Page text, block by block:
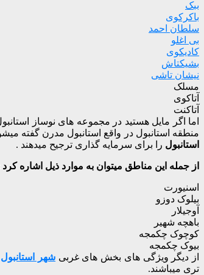
ببک
باکرکوی
سلطان احمد
بی اغلو
کادیکوی
بشیکتاش
نیشان تاشی
مسلک
آتاکوی
آتاکنت
اما اگر مایل هستید در مجموعه های نوساز
منطقه استانبول در واقع استانبول مدرن گفته
استانبول را برای سرمایه گذاری ترجیح میدهند .
از جمله این مناطق میتوان به موارد ذیل اشاره کرد
اسنیورت
بیلوک دوزو
آوجیلار
باهچه شهیر
کوچوک چکمجه
بیوک چکمجه
از دیگر ویژگی های بخش های غربی شهر استانبول
تری میباشند.